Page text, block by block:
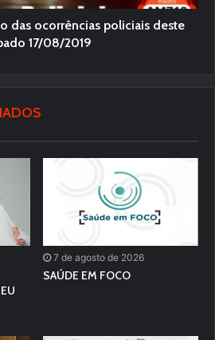
das ocorrências policiais deste
17/08/2019
7 de agosto de 2026
SAÚDE EM FOCO